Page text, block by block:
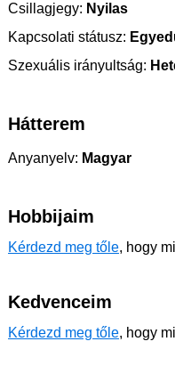
Csillagjegy: Nyilas
Kapcsolati státusz:
Szexuális irányultság:
Hátterem
Anyanyelv: Magyar
Hobbijaim
Kérdezd meg tőle, hogy
Kedvenceim
Kérdezd meg tőle, hogy